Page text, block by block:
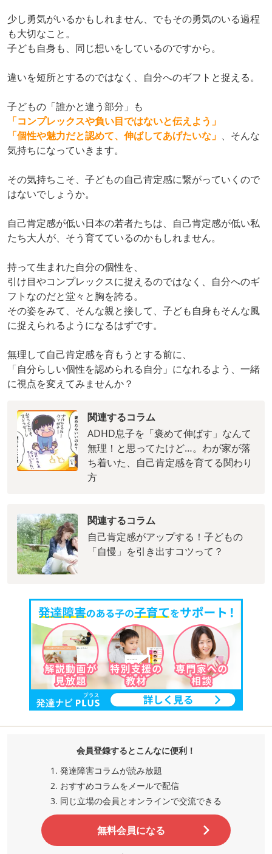
少し勇気がいるかもしれません、でもその勇気のいる過程
も大切なこと。
子ども自身も、同じ想いをしているのですから。
違いを短所とするのではなく、自分へのギフトと捉える。
子どもの「誰かと違う部分」も
「コンプレックスや負い目ではないと伝えよう」
「個性や魅力だと認めて、伸ばしてあげたいな」 、そんな
気持ちになっていきます。
その気持ちこそ、子どもの自己肯定感に繋がっていくので
はないでしょうか。
自己肯定感が低い日本の若者たちは、自己肯定感が低い私
たち大人が、そう育てているのかもしれません。
持って生まれた自分の個性を、
引け目やコンプレックスに捉えるのではなく、自分へのギ
フトなのだと堂々と胸を誇る。
その姿をみて、そんな親と接して、子ども自身もそんな風
に捉えられるようになるはずです。
無理して自己肯定感を育もうとする前に、
「自分らしい個性を認められる自分」になれるよう、一緒
に視点を変えてみませんか？
関連するコラム
ADHD息子を「褒めて伸ばす」なんて
無理！と思ってたけど…。わが家が落
ち着いた、自己肯定感を育てる関わり
方
関連するコラム
自己肯定感がアップする！子どもの
「自慢」を引き出すコツって？
会員登録するとこんなに便利！
発達障害コラムが読み放題
おすすめコラムをメールで配信
同じ立場の会員とオンラインで交流できる
無料会員になる